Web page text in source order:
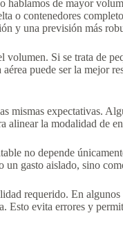
de mayor
o contenedores
y una previsión más
Si se trata de
puede ser la mejor
mismas expectativas.
alinear la modalidad de
no depende
gasto aislado, sino
requerido. En
Esto evita errores y